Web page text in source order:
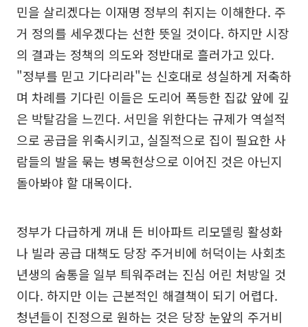
민을 살리겠다는 이재명 정부의 취지는 이해한다. 주
거 정의를 세우겠다는 선한 뜻일 것이다. 하지만 시장
의 결과는 정책의 의도와 정반대로 흘러가고 있다.
"정부를 믿고 기다리라"는 신호대로 성실하게 저축하
며 차례를 기다린 이들은 도리어 폭등한 집값 앞에 깊
은 박탈감을 느낀다. 서민을 위한다는 규제가 역설적
으로 공급을 위축시키고, 실질적으로 집이 필요한 사
람들의 발을 묶는 병목현상으로 이어진 것은 아닌지
돌아봐야 할 대목이다.
정부가 다급하게 꺼내 든 비아파트 리모델링 활성화
나 빌라 공급 대책도 당장 주거비에 허덕이는 사회초
년생의 숨통을 일부 틔워주려는 진심 어린 처방일 것
이다. 하지만 이는 근본적인 해결책이 되기 어렵다.
청년들이 진정으로 원하는 것은 당장 눈앞의 주거비